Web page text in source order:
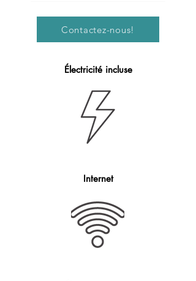
Contactez-nous!
Électricité incluse
Internet